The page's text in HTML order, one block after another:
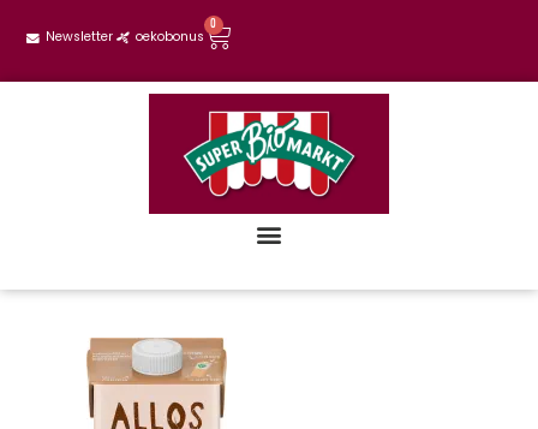
Newsletter oekobonus
0